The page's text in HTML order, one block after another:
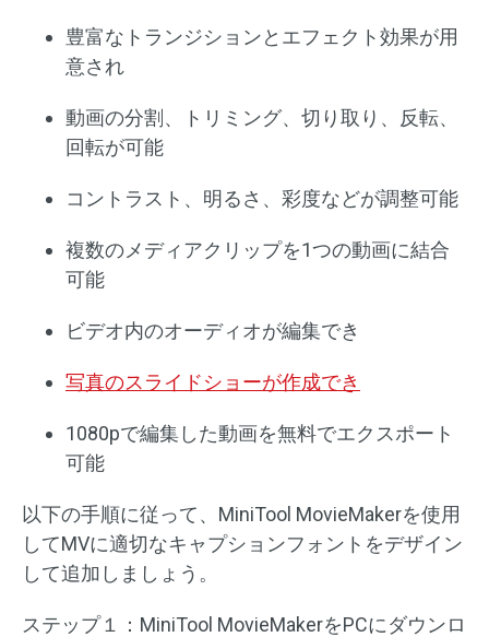
豊富なトランジションとエフェクト効果が用
意され
動画の分割、トリミング、切り取り、反転、
回転が可能
コントラスト、明るさ、彩度などが調整可能
複数のメディアクリップを1つの動画に結合
可能
ビデオ内のオーディオが編集でき
写真のスライドショーが作成でき
1080pで編集した動画を無料でエクスポート
可能
以下の手順に従って、MiniTool MovieMakerを使用
してMVに適切なキャプションフォントをデザイン
して追加しましょう。
ステップ１：MiniTool MovieMakerをPCにダウンロ